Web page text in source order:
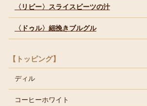
〈リビー〉スライスビーツの汁
〈ドゥル〉細挽きブルグル
【トッピング】
ディル
コーヒーホワイト